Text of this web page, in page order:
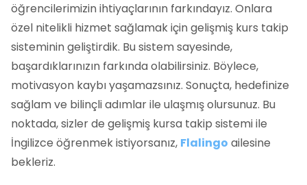
öğrencilerimizin ihtiyaçlarının farkındayız. Onlara
özel nitelikli hizmet sağlamak için gelişmiş kurs takip
sisteminin geliştirdik. Bu sistem sayesinde,
başardıklarınızın farkında olabilirsiniz. Böylece,
motivasyon kaybı yaşamazsınız. Sonuçta, hedefinize
sağlam ve bilinçli adımlar ile ulaşmış olursunuz. Bu
noktada, sizler de gelişmiş kursa takip sistemi ile
İngilizce öğrenmek istiyorsanız, Flalingo ailesine
bekleriz.